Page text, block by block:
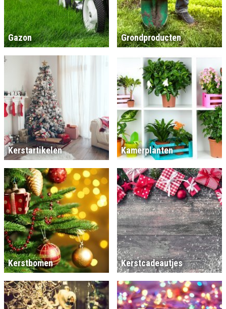
Gazon Grondproducten
Kerstartikelen Kamerplanten
Kerstbomen Kerstcadeautjes